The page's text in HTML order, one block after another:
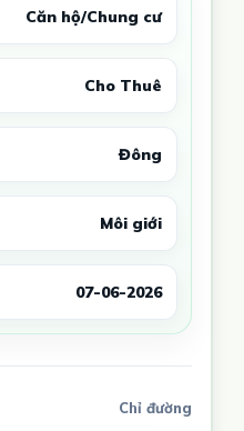
Căn hộ/Chung cư
Cho Thuê
Đông
Môi giới
07-06-2026
Chỉ đường